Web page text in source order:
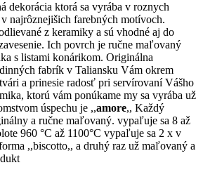
dekorácia ktorá sa vyrába v roznych
najrôznejišich farebných motívoch.
z keramiky a sú vhodné aj do
Ich povrch je ručne maľovaný
s listami konárikom. Originálna
fabrík v Taliansku Vám okrem
a prinesie radosť pri servírovaní Vášho
ktorú vám ponúkame my sa vyrába už
úspechu je ,,amore,, Každý
a ručne maľovaný. vypaľuje sa 8 až
960 °C až 1100°C vypaľuje sa 2 x v
,,biscotto,, a druhý raz už maľovaný a